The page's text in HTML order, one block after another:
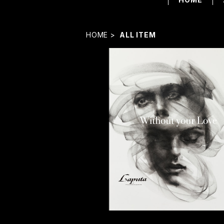
HOME ALL ITEM
Without your Love
¥6,500
SOLD OUT